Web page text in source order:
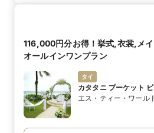
116,000円分お得！挙式,衣裳,メ
オールインワンプラン
タイ
カタタニ プーケット
エス・ティー・ワー